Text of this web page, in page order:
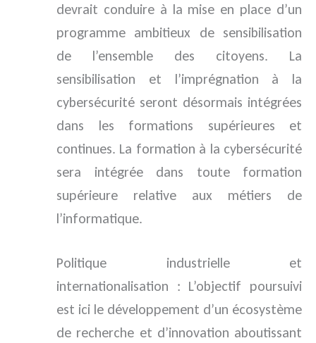
devrait conduire à la mise en place d’un
programme ambitieux de sensibilisation
de l’ensemble des citoyens. La
sensibilisation et l’imprégnation à la
cybersécurité seront désormais intégrées
dans les formations supérieures et
continues. La formation à la cybersécurité
sera intégrée dans toute formation
supérieure relative aux métiers de
l’informatique.
Politique industrielle et
internationalisation : L’objectif poursuivi
est ici le développement d’un écosystème
de recherche et d’innovation aboutissant